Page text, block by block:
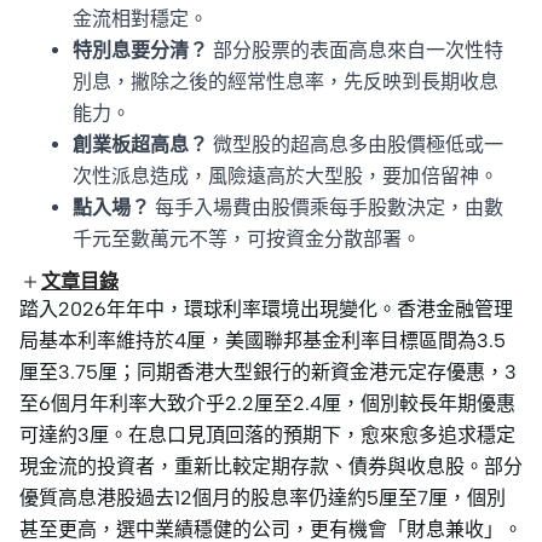
金流相對穩定。
特別息要分清？ 部分股票的表面高息來自一次性特
別息，撇除之後的經常性息率，先反映到長期收息
能力。
創業板超高息？ 微型股的超高息多由股價極低或一
次性派息造成，風險遠高於大型股，要加倍留神。
點入場？ 每手入場費由股價乘每手股數決定，由數
千元至數萬元不等，可按資金分散部署。
文章目錄
踏入2026年年中，環球利率環境出現變化。香港金融管理
局基本利率維持於4厘，美國聯邦基金利率目標區間為3.5
厘至3.75厘；同期香港大型銀行的新資金港元定存優惠，3
至6個月年利率大致介乎2.2厘至2.4厘，個別較長年期優惠
可達約3厘。在息口見頂回落的預期下，愈來愈多追求穩定
現金流的投資者，重新比較定期存款、債券與收息股。部分
優質高息港股過去12個月的股息率仍達約5厘至7厘，個別
甚至更高，選中業績穩健的公司，更有機會「財息兼收」。